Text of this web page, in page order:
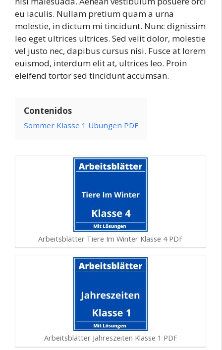
eu iaculis. Nullam pretium quam a urna
molestie, in dictum mi tincidunt. Nunc dignissim
leo eget ultrices ultrices. Sed velit dolor, molestie
vel justo nec, dapibus cursus nisi. Fusce at lorem
euismod, interdum elit at, ultrices leo. Proin
eleifend tortor sed tincidunt accumsan.
Contenidos
Sommer Klasse 1 Übungen PDF
Arbeitsblätter Tiere Im Winter Klasse 4 PDF
Arbeitsblätter Jahreszeiten Klasse 1 PDF